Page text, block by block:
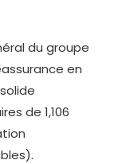
du groupe
en
de 1,106